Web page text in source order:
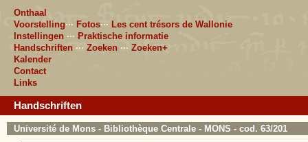
Onthaal
Voorstelling··· Fotos··· Les cent trésors de Wallonie
Instellingen ··· Praktische informatie
Handschriften ··· Zoeken ··· Zoeken+
Kalender
Contact
Links
Handschriften
Université de Mons - Bibliothèque Centrale - MONS - cod. 63/201